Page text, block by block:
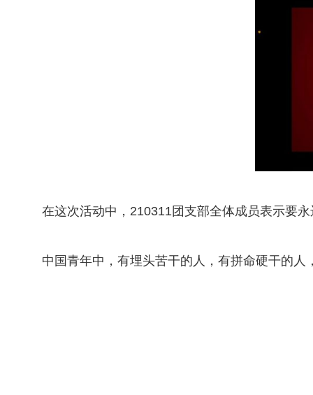
在这次活动中，210311团支部全体成员表示要
中国青年中，有埋头苦干的人，有拼命硬干的